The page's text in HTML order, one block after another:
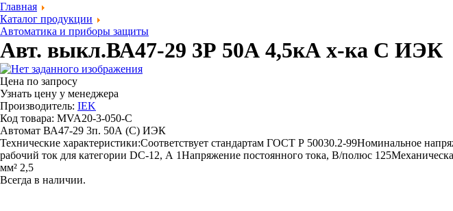
Главная
Каталог продукции
Автоматика и приборы защиты
Авт. выкл.ВА47-29 3Р 50А 4,5кА х-ка С ИЭК
Цена по запросу
Узнать цену у менеджера
Производитель: IEK
Код товара: MVA20-3-050-C
Автомат ВА47-29 3п. 50А (C) ИЭК
Технические характеристики:Соответствует стандартам ГОСТ Р 50030.2-99Номинальное
рабочий ток для категории DС-12, А 1Напряжение постоянного тока, В/полюс
мм² 2,5
Всегда в наличии.